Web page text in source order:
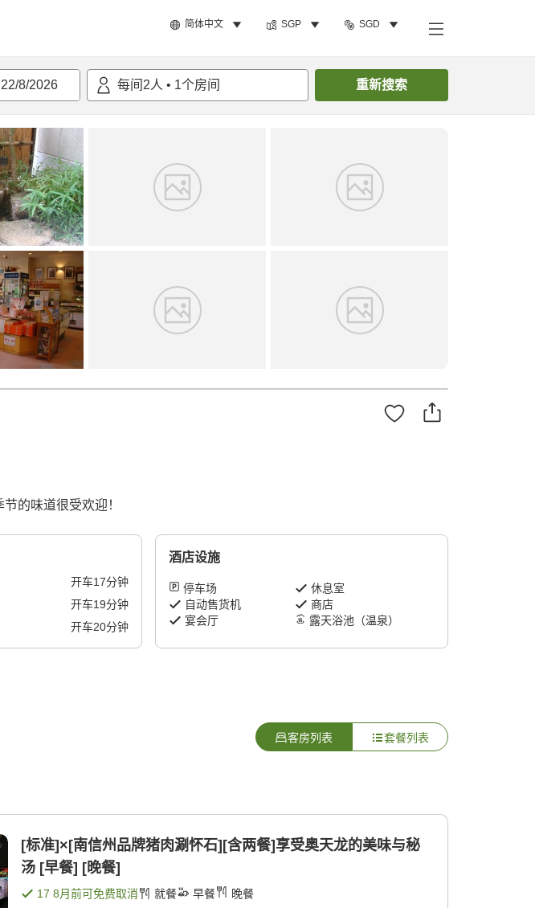
简体中文 SGP SGD
22/8/2026 每间 2人 • 1个房间 重新搜索
搜索客房
的味道很受欢迎！
开车17分钟
开车19分钟
开车20分钟
酒店设施
停车场
休息室
自动售货机
商店
宴会厅
露天浴池（温泉）
客房列表 套餐列表
[标准]×[南信州品牌猪肉涮怀石][含两餐]享受奥天龙的美味与秘
汤 [早餐] [晚餐]
17 8月前可免费取消 就餐 早餐 晚餐